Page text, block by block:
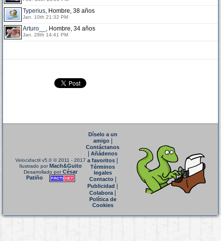
Typerius, Hombre, 38 años
Jan. 10th 21:32 PM
Arturo__ , Hombre, 34 años
Jan. 28th 14:41 PM
Velocidactil v5.0 © 2011 - 2017
Ilustrado porMach&Guito
Desarrollado porCésar
Patiño
Díselo a un
amigo|
Contáctanos
Añádenos
a favoritos
Términos
legales
Contacto|
Publicidad
Colabora|
Política de
Cookies